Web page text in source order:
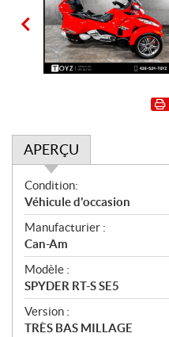
APERÇU
A
p
e
r
ç
u
Condition:
Véhicule d'occasion
Manufacturier :
Can-Am
Modèle :
SPYDER RT-S SE5
Version :
TRÈS BAS MILLAGE